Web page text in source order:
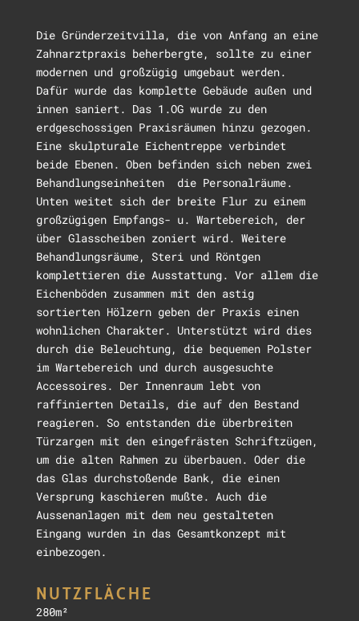
Die Gründerzeitvilla, die von Anfang an eine
Zahnarztpraxis beherbergte, sollte zu einer
modernen und großzügig umgebaut werden.
Dafür wurde das komplette Gebäude außen und
innen saniert. Das 1.OG wurde zu den
erdgeschossigen Praxisräumen hinzu gezogen.
Eine skulpturale Eichentreppe verbindet
beide Ebenen. Oben befinden sich neben zwei
Behandlungseinheiten die Personalräume.
Unten weitet sich der breite Flur zu einem
großzügigen Empfangs- u. Wartebereich, der
über Glasscheiben zoniert wird. Weitere
Behandlungsräume, Steri und Röntgen
komplettieren die Ausstattung. Vor allem die
Eichenböden zusammen mit den astig
sortierten Hölzern geben der Praxis einen
wohnlichen Charakter. Unterstützt wird dies
durch die Beleuchtung, die bequemen Polster
im Wartebereich und durch ausgesuchte
Accessoires. Der Innenraum lebt von
raffinierten Details, die auf den Bestand
reagieren. So entstanden die überbreiten
Türzargen mit den eingefrästen Schriftzügen,
um die alten Rahmen zu überbauen. Oder die
das Glas durchstoßende Bank, die einen
Versprung kaschieren mußte. Auch die
Aussenanlagen mit dem neu gestalteten
Eingang wurden in das Gesamtkonzept mit
einbezogen.
NUTZFLÄCHE
280m²